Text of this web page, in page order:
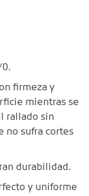
firmeza y
mientras se
rallado sin
no sufra cortes
durabilidad.
y uniforme